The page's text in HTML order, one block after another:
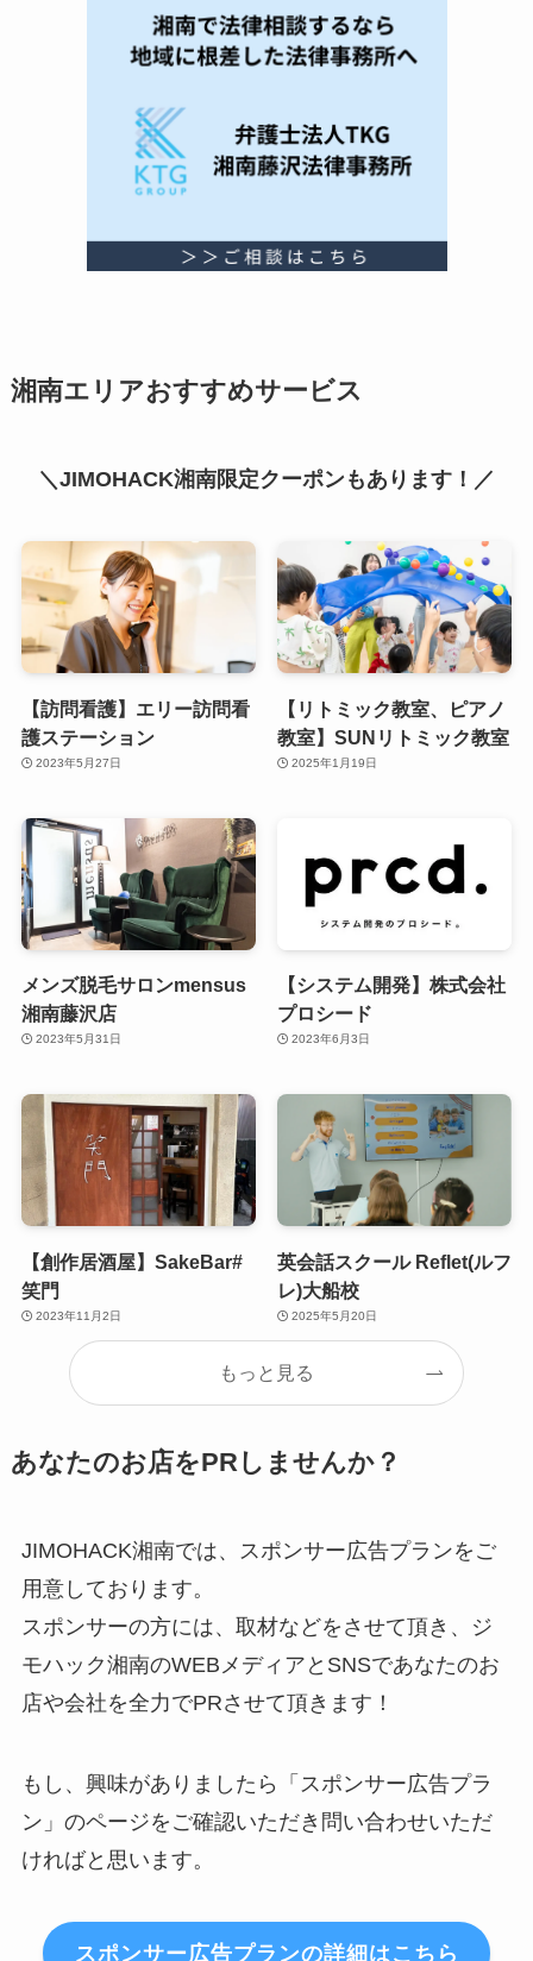
湘南エリアおすすめサービス
＼JIMOHACK湘南限定クーポンもあります！／
【訪問看護】エリー訪問看
護ステーション
2023年5月27日
【リトミック教室、ピアノ
教室】SUNリトミック教室
2025年1月19日
メンズ脱毛サロンmensus
湘南藤沢店
2023年5月31日
【システム開発】株式会社
プロシード
2023年6月3日
【創作居酒屋】SakeBar#
笑門
2023年11月2日
英会話スクール Reflet(ルフ
レ)大船校
2025年5月20日
もっと見る
あなたのお店をPRしませんか？
JIMOHACK湘南では、スポンサー広告プランをご
用意しております。
スポンサーの方には、取材などをさせて頂き、ジ
モハック湘南のWEBメディアとSNSであなたのお
店や会社を全力でPRさせて頂きます！
もし、興味がありましたら「スポンサー広告プラ
ン」のページをご確認いただき問い合わせいただ
ければと思います。
スポンサー広告プランの詳細はこちら